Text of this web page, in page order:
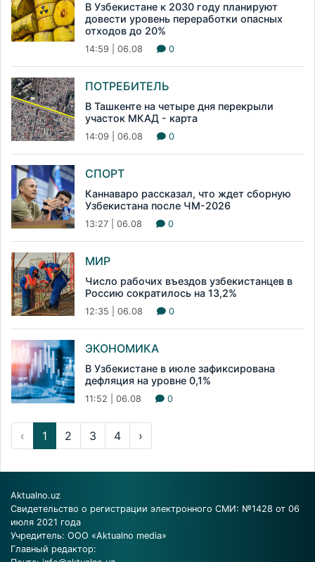
В Узбекистане к 2030 году планируют
довести уровень переработки опасных
отходов до 20%
14:59 | 06.08 0
ПОТРЕБИТЕЛЬ
В Ташкенте на четыре дня перекрыли
участок МКАД - карта
14:09 | 06.08 0
СПОРТ
Каннаваро рассказал, что ждет сборную
Узбекистана после ЧМ-2026
13:27 | 06.08 0
МИР
Число рабочих въездов узбекистанцев в
Россию сократилось на 13,2%
12:35 | 06.08 0
ЭКОНОМИКА
В Узбекистане в июле зафиксирована
дефляция на уровне 0,1%
11:52 | 06.08 0
‹ 1 2 3 4 ›
Aktualno.uz
Свидетельство о регистрации электронного СМИ: №1428 от 06
июля 2021 года
Учредитель: ООО «Aktualno media»
Главный редактор: